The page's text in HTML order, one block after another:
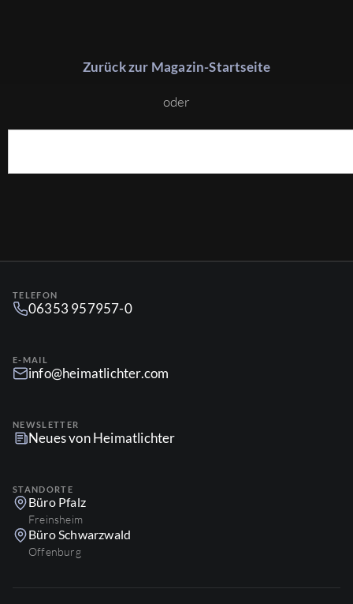
Zurück zur Magazin-Startseite
oder
TELEFON
06353 957957-0
E-MAIL
info@heimatlichter.com
NEWSLETTER
Neues von Heimatlichter
STANDORTE
Büro Pfalz
Freinsheim
Büro Schwarzwald
Offenburg